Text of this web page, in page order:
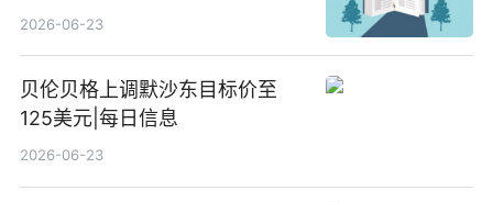
2026-06-23
贝伦贝格上调默沙东目标价至
125美元|每日信息
2026-06-23